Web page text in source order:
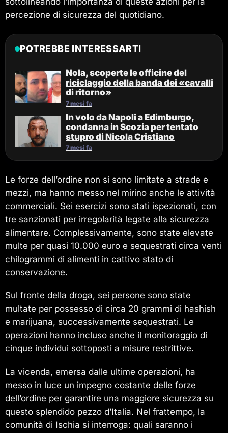
percezione di sicurezza del quotidiano.
POTREBBE INTERESSARTI
Nola, scoperte le officine del
riciclaggio della banda dei «cavalli
di ritorno»
7 mesi fa
In volo da Napoli a Edimburgo,
condanna in Scozia per tentato
stupro di Nicola Cristiano
7 mesi fa
Le forze dell’ordine non si sono limitate a strade e
mezzi, ma hanno messo nel mirino anche le attività
commerciali. Sei esercizi sono stati ispezionati, con
tre sanzionati per irregolarità legate alla sicurezza
alimentare. Complessivamente, sono state elevate
multe per quasi 10.000 euro e sequestrati circa venti
chilogrammi di alimenti in cattivo stato di
conservazione.
Sul fronte della droga, sei persone sono state
multate per possesso di circa 20 grammi di hashish
e marijuana, successivamente sequestrati. Le
operazioni hanno incluso anche il monitoraggio di
cinque individui sottoposti a misure restrittive.
La vicenda, emersa dalle ultime operazioni, ha
messo in luce un impegno costante delle forze
dell’ordine per garantire una maggiore sicurezza su
questo splendido pezzo d’Italia. Nel frattempo, la
comunità di Ischia si interroga: quali saranno i